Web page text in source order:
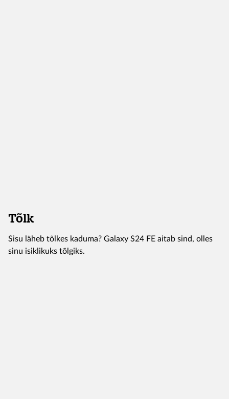
Tõlk
Sisu läheb tõlkes kaduma? Galaxy S24 FE aitab sind, olles
sinu isiklikuks tõlgiks.